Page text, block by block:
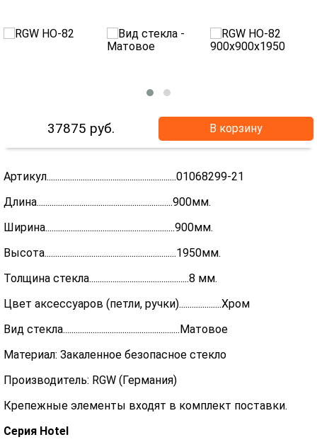
37875 руб. В корзину
Артикул.............................................................01068299-21
Длина................................................................900мм.
Ширина.............................................................900мм.
Высота..............................................................1950мм.
Толщина стекла...............................................8 мм.
Цвет аксессуаров (петли, ручки)....................Хром
Вид стекла.......................................................Матовое
Материал: Закаленное безопасное стекло
Производитель: RGW (Германия)
Крепежные элементы входят в комплект поставки.
Серия Hotel